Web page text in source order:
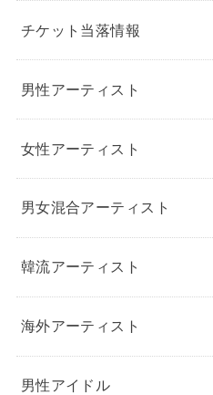
チケット当落情報
男性アーティスト
女性アーティスト
男女混合アーティスト
韓流アーティスト
海外アーティスト
男性アイドル